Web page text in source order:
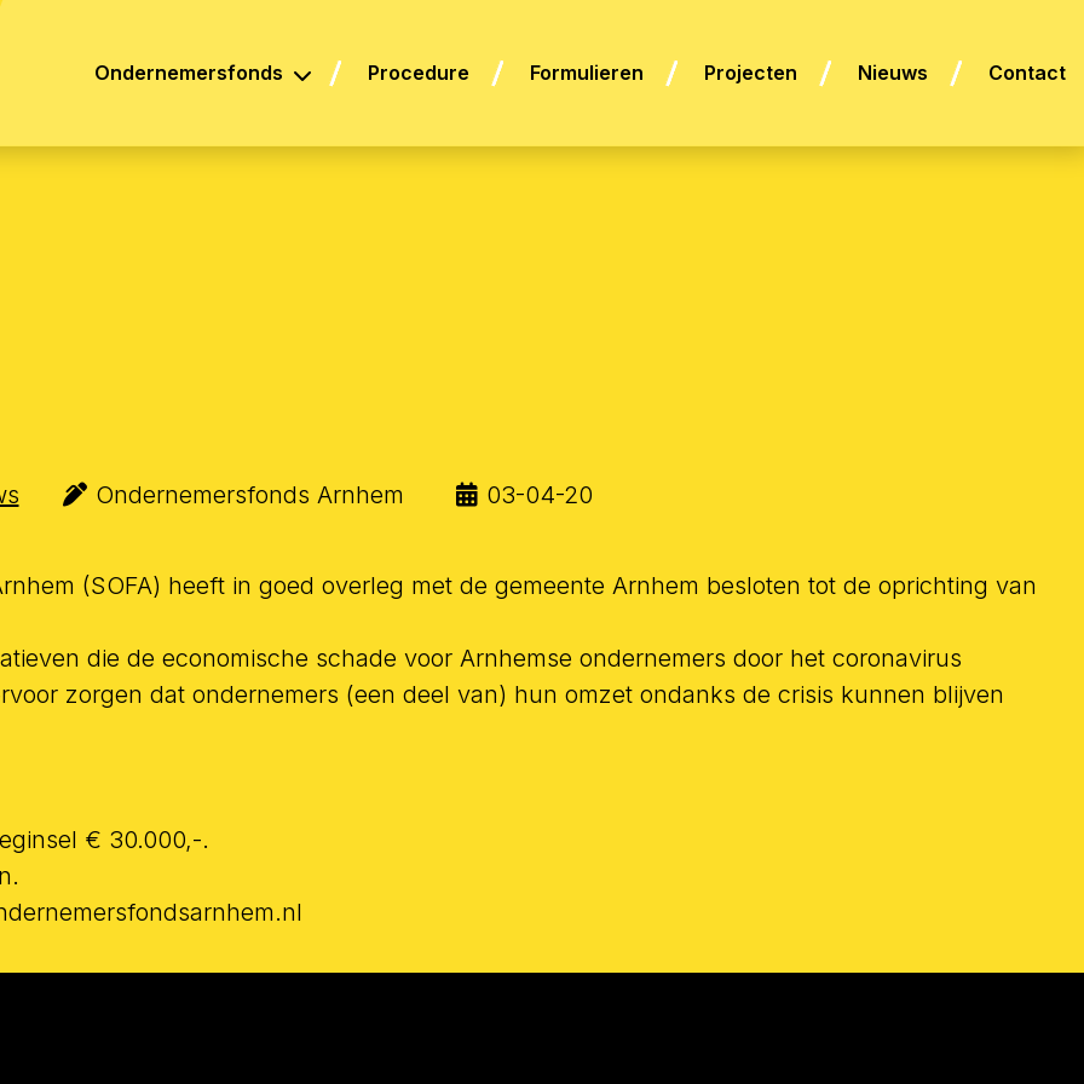
Ondernemersfonds Procedure Formulieren Projecten Nieuws Contact
Ondernemersfonds Arnhem 03-04-20
(SOFA) heeft in goed overleg met de gemeente Arnhem besloten tot de oprichting van
die de economische schade voor Arnhemse ondernemers door het coronavirus
zorgen dat ondernemers (een deel van) hun omzet ondanks de crisis kunnen blijven
€ 30.000,-.